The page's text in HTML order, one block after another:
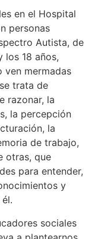
en el Hospital
personas
Autista, de
los 18 años,
ven mermadas
trata de
razonar, la
la percepción
la
de trabajo,
otras, que
para entender,
y
sociales